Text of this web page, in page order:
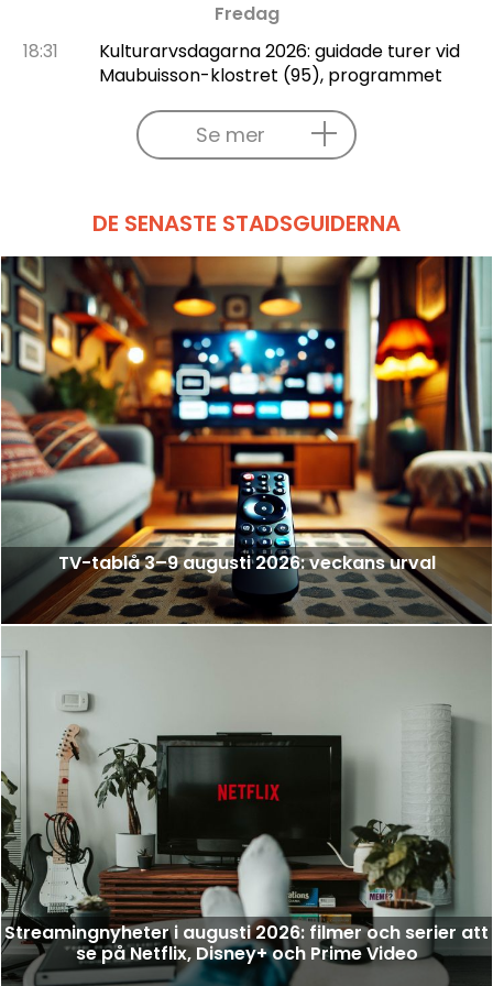
Fredag
18:31
Kulturarvsdagarna 2026: guidade turer vid
Maubuisson-klostret (95), programmet
Se mer
DE SENASTE STADSGUIDERNA
TV-tablå 3–9 augusti 2026: veckans urval
Streamingnyheter i augusti 2026: filmer och serier att
se på Netflix, Disney+ och Prime Video